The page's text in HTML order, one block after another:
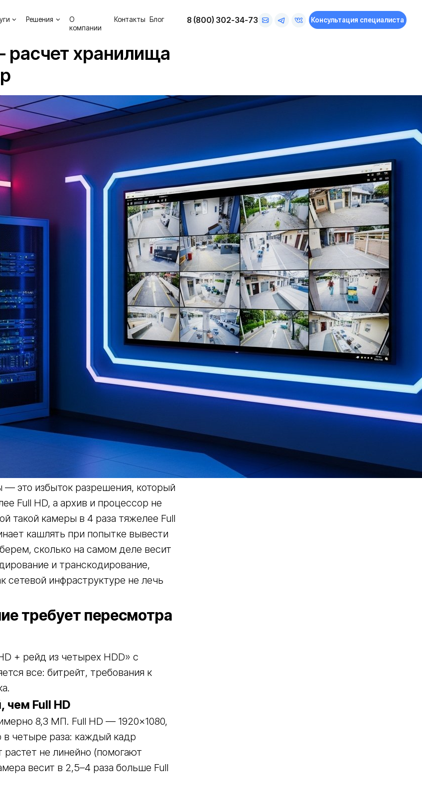
О Блог 8 (800) 302-34-73 Консультация специалиста
хранилища
— это избыток разрешения, который
Full HD, а архив и процессор не
такой камеры в 4 раза тяжелее Full
кашлять при попытке вывести
сколько на самом деле весит
и транскодирование,
сетевой инфраструктуре не лечь
требует пересмотра
+ рейд из четырех HDD» с
все: битрейт, требования к
чем Full HD
8,3 МП. Full HD — 1920×1080,
четыре раза: каждый кадр
не линейно (помогают
весит в 2,5–4 раза больше Full